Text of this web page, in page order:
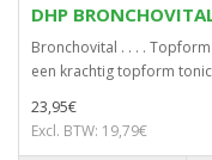
DHP
Bronchovital . . . .
een krachtig topform
23,95€
Excl. BTW: 19,79€